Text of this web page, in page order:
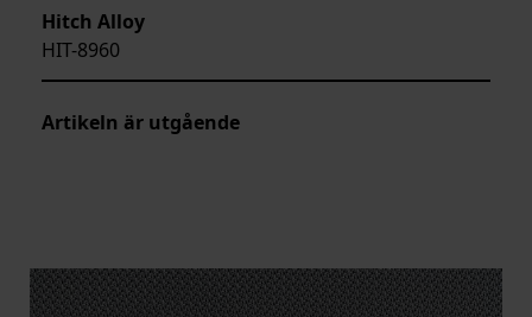
Hitch Alloy
HIT-8960
Artikeln är utgående